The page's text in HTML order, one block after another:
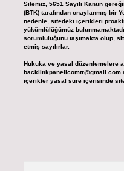
Sitemiz, 5651 Sayılı Kanun
(BTK) tarafından onaylanmış bir
nedenle, sitedeki içerikleri
yükümlülüğümüz
sorumluluğunu taşımakta olup,
etmiş sayılırlar.
Hukuka ve yasal düzenlemelere
backlinkpanelicomtr@gmail.com
içerikler yasal süre içerisinde